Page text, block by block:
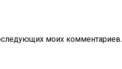
моих комментариев.